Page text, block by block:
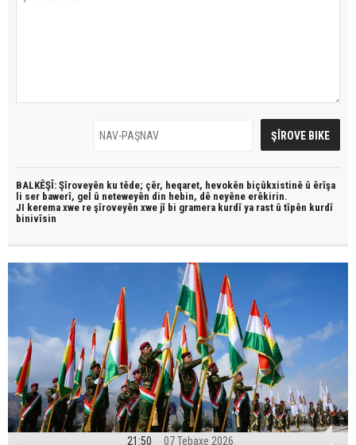
BALKÊŞÎ: Şîroveyên ku têde; çêr, heqaret, hevokên biçûkxistinê û êrîşa
li ser bawerî, gel û neteweyên din hebin, dê neyêne erêkirin.
JI kerema xwe re şîroveyên xwe jî bi gramera kurdî ya rast û tîpên kurdî
binivîsin
21:50 07 Tebaxe 2026